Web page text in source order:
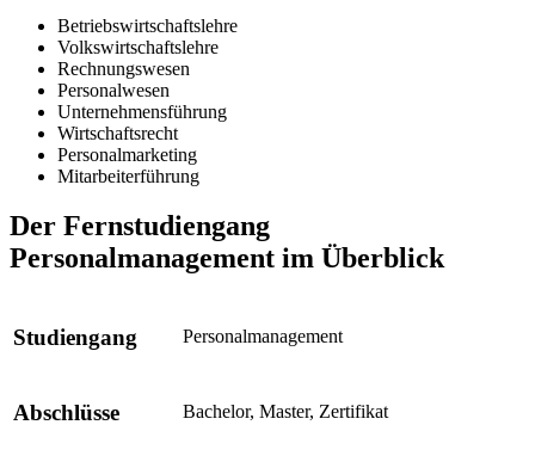
Betriebswirtschaftslehre
Volkswirtschaftslehre
Rechnungswesen
Personalwesen
Unternehmensführung
Wirtschaftsrecht
Personalmarketing
Mitarbeiterführung
Der Fernstudiengang
Personalmanagement im Überblick
Studiengang Personalmanagement
Abschlüsse Bachelor, Master, Zertifikat